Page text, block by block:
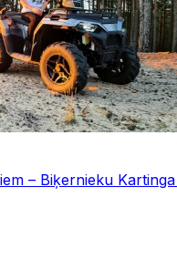
– Biķernieku